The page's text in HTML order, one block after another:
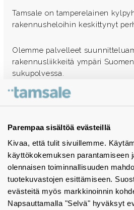
Parempaa sisältöä evästeillä
Kivaa, että tulit sivuillemme.
käyttökokemuksen parantamiseen
olennaisen toiminnallisuuden
tuotekuvastojen esittämiseen.
evästeitä myös markkinoinnin
Napsauttamalla "Selvä" hyväksyt
Tamsale on tamperelainen
rakennusheloihin keskittynyt
Olemme palvelleet
rakennusliikkeitä ympäri
sukupolvessa.
Ota yhteyttä - autamme
Tuotekuvastot
Instagram
BIM-objektit
Yhteystiedot
Tiedotteet